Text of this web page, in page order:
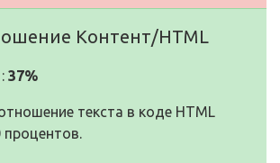
Контент/HTML
37%
текста в коде HTML